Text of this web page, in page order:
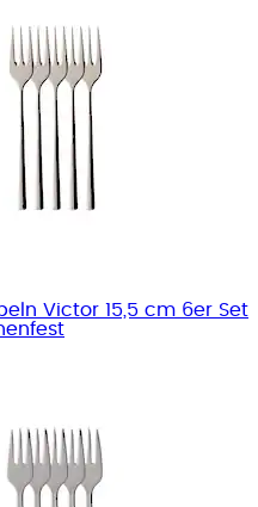
Victor 15,5 cm 6er Set